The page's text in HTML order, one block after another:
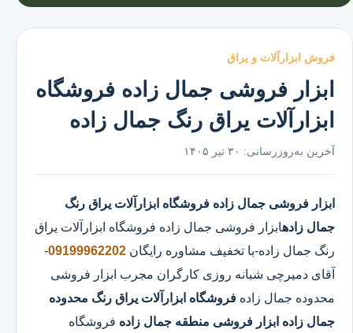
فروش ابزارآلات و یراق
ابزار فروشی جمال زاده فروشگاه
ابزارآلات یراق رنگ جمال زاده
آخرین به‌روزرسانی: ۳۰ تیر ۱۴۰۵
ابزار فروشی جمال زاده فروشگاه ابزارآلات یراق رنگ
جمال زادهابزار فروشی جمال زاده فروشگاه ابزارآلات یراق
رنگ جمال زاده-با تخفیف مشاوره رایگان 09199962202
-
آقای دمیرچی شبانه روزی کارگران مجرب ابزار فروشی
محدوده جمال زاده فروشگاه ابزارآلات یراق رنگ محدوده
جمال زاده ابزار فروشی منطقه جمال زاده فروشگاه